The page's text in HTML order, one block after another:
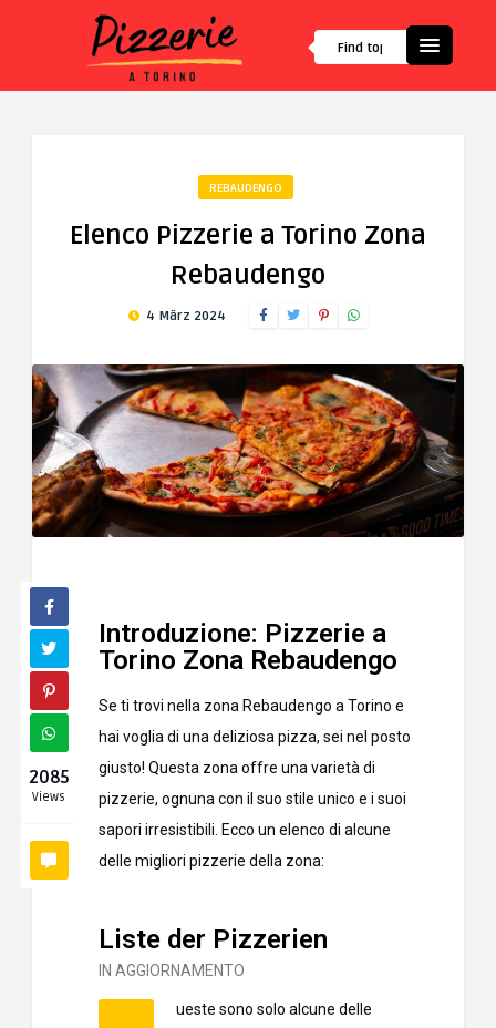
REBAUDENGO
Elenco Pizzerie a Torino Zona
Rebaudengo
4 März 2024
2085
Views
Introduzione: Pizzerie a
Torino Zona Rebaudengo
Se ti trovi nella zona Rebaudengo a Torino e
hai voglia di una deliziosa pizza, sei nel posto
giusto! Questa zona offre una varietà di
pizzerie, ognuna con il suo stile unico e i suoi
sapori irresistibili. Ecco un elenco di alcune
delle migliori pizzerie della zona:
Liste der Pizzerien
IN AGGIORNAMENTO
ueste sono solo alcune delle